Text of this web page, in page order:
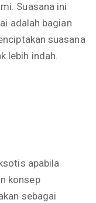
Suasana ini
adalah bagian
suasana
lebih indah.
apabila
konsep
sebagai